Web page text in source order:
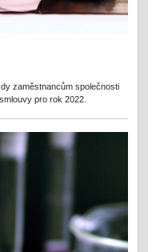
zaměstnancům společnosti
pro rok 2022.